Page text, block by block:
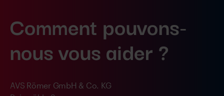
Comment pouvons-
nous vous aider ?
AVS Römer GmbH & Co. KG